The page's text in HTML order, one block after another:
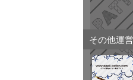
その他運